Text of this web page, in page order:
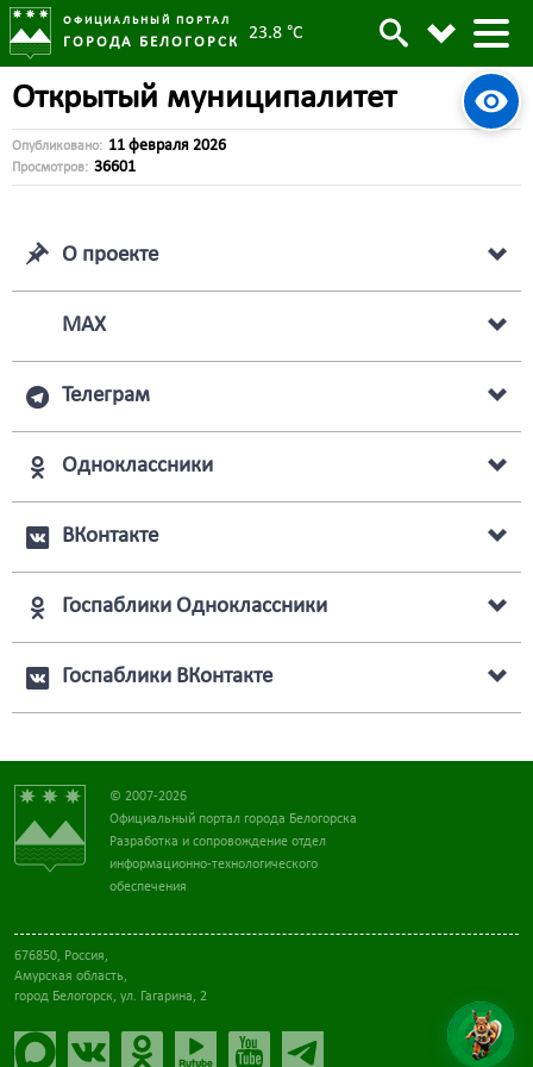
ОФИЦИАЛЬНЫЙ ПОРТАЛ
ГОРОДА БЕЛОГОРСК 23.8 °C
Открытый муниципалитет
Опубликовано: 11 февраля 2026
Просмотров: 36601
О проекте
МАХ
Телеграм
Одноклассники
ВКонтакте
Госпаблики Одноклассники
Госпаблики ВКонтакте
© 2007-2026
Официальный портал города Белогорска
Разработка и сопровождение отдел
информационно-технологического
обеспечения
676850, Россия,
Амурская область,
город Белогорск, ул. Гагарина, 2